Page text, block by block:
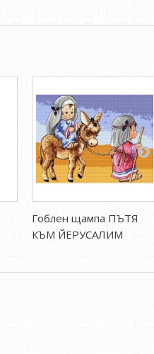
Гоблен щампа ПЪТЯ
КЪМ ЙЕРУСАЛИМ